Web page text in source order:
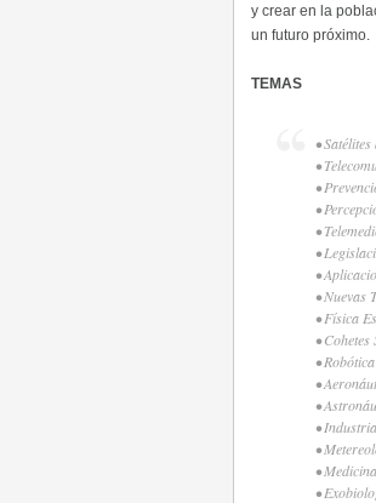
y crear en la
un futuro próximo.
TEMAS
•
•
•
•
•
•
•
• Nuevas
• Física
• Cohetes
•
•
•
•
•
•
•